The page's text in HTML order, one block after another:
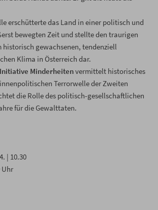
erschütterte das Land in einer politisch und
bewegten Zeit und stellte den traurigen
historisch gewachsenen, tendenziell
Klima in Österreich dar.
Initiative Minderheitenvermittelt historisches
Terrorwelle der Zweiten
die Rolle des politisch-gesellschaftlichen
für die Gewalttaten.
| 10.30
Uhr